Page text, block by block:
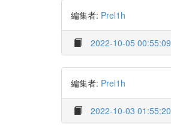
編集者: Prel1h
2022-10-05 00:55:09
編集者: Prel1h
2022-10-03 01:55:20